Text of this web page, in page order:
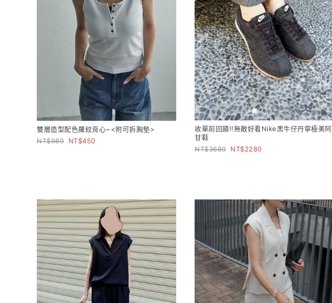
雙層造型配色羅紋背心~<附可拆胸墊>
980
450
收單前回饋!!無敵好看Nike黑牛仔丹寧極美阿
甘鞋
3680
2280